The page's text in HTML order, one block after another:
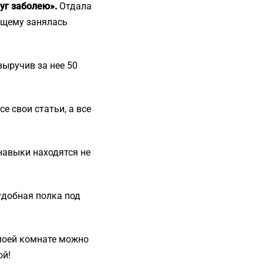
заболею». Отдала
занялась
за нее 50
свои статьи, а все
находятся не
полка под
комнате можно